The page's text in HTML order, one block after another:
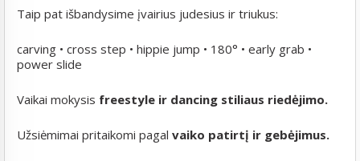
Taip pat išbandysime įvairius judesius ir triukus:
carving • cross step • hippie jump • 180° • early grab •
power slide
Vaikai mokysis freestyle ir dancing stiliaus riedėjimo.
Užsiėmimai pritaikomi pagal vaiko patirtį ir gebėjimus.